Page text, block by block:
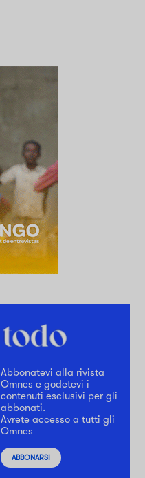
Abbonatevi alla rivista
Omnes e godetevi i
contenuti esclusivi per gli
abbonati.
Avrete accesso a tutti gli
Omnes
ABBONARSI